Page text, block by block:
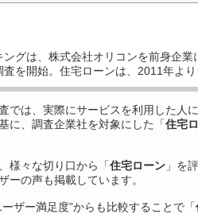
ングは、株式会社オリコンを前身企
を開始。住宅ローンは、2011年よ
では、実際にサービスを利用した 人
に、調査企業社を対象にした「住宅
様々な切り口から「住宅ローン 」を
ーの声も掲載しています。
ザー満足度”からも比較することで「